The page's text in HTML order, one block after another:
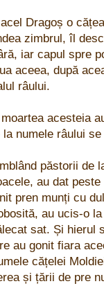
Dragoș o
zimbrul, îl
iar capul spre
aceea, după
râului.
acesteia
la numele râului
păstorii de
au dat
pren munți cu
au ucis-o
sat. Și hierul
au gonit fiara
cățelei
și țării de pre